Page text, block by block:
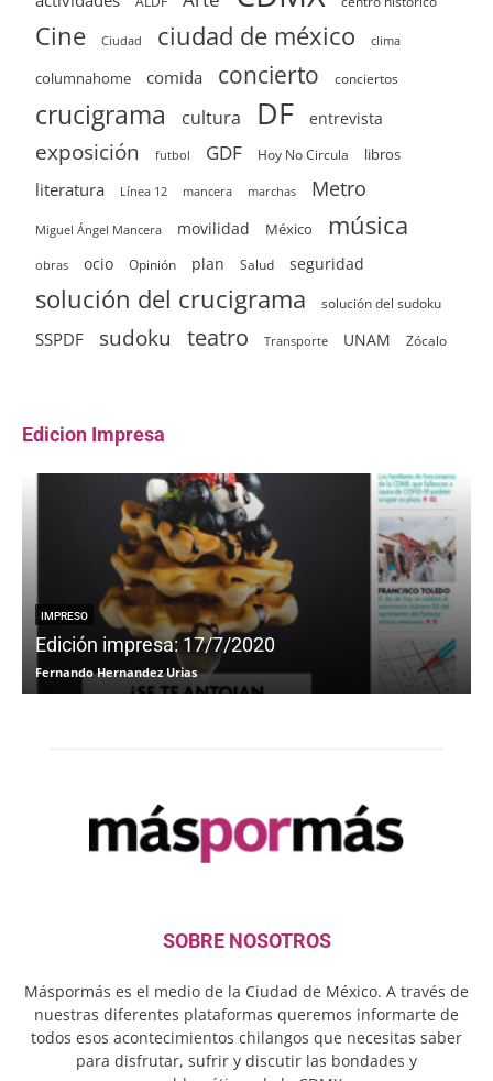
Cine Ciudad ciudad de méxico clima
columnahome comida concierto conciertos
crucigrama cultura DF entrevista
exposición futbol GDF Hoy No Circula libros
literatura Línea 12 mancera marchas Metro
Miguel Ángel Mancera movilidad México música
obras ocio Opinión plan Salud seguridad
solución del crucigrama solución del sudoku
SSPDF sudoku teatro Transporte UNAM Zócalo
Edicion Impresa
IMPRESO
Edición impresa: 17/7/2020
Fernando Hernandez Urias
SOBRE NOSOTROS
Máspormás es el medio de la Ciudad de México. A través de
nuestras diferentes plataformas queremos informarte de
todos esos acontecimientos chilangos que necesitas saber
para disfrutar, sufrir y discutir las bondades y